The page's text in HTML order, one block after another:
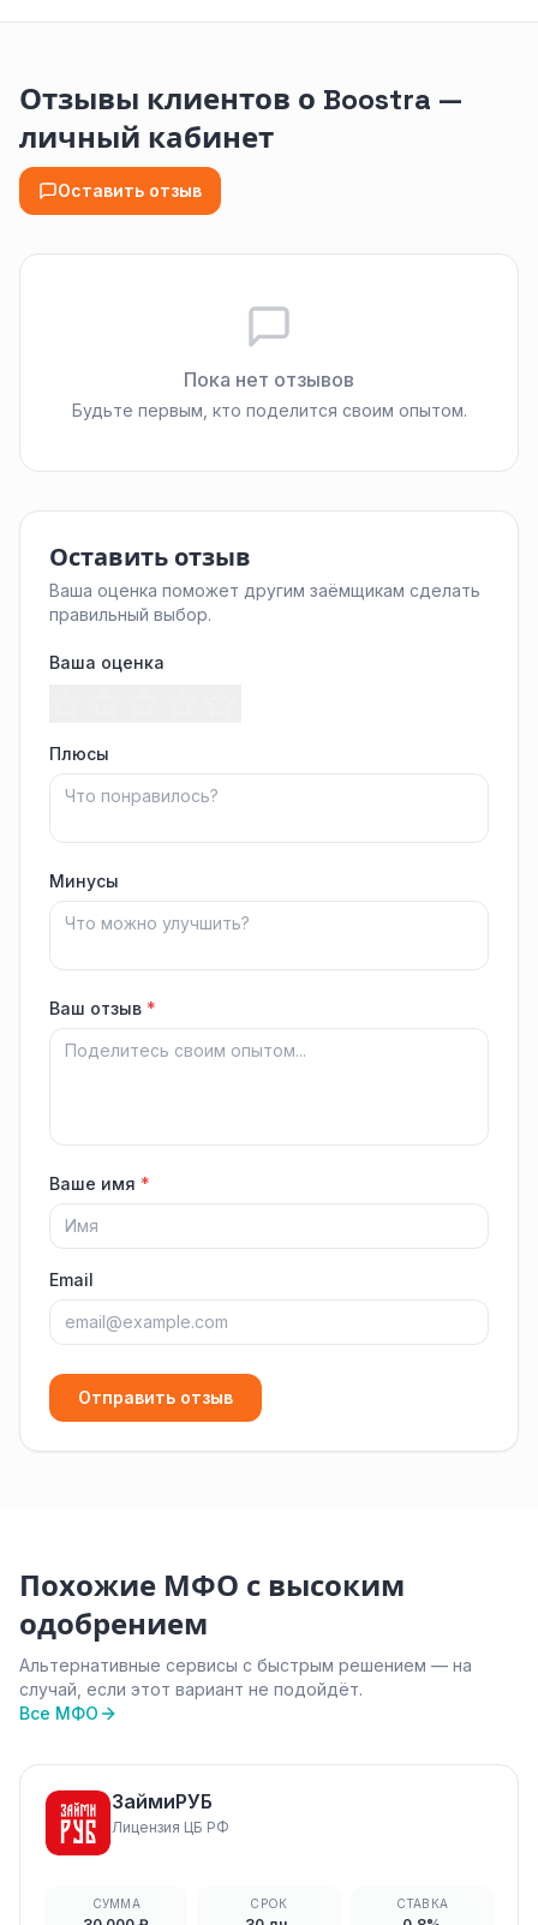
Отзывы клиентов о Boostra —
личный кабинет
Оставить отзыв
Пока нет отзывов
Будьте первым, кто поделится своим опытом.
Оставить отзыв
Ваша оценка поможет другим заёмщикам сделать
правильный выбор.
Ваша оценка
Плюсы
Минусы
Ваш отзыв *
Ваше имя *
Email
Отправить отзыв
Похожие МФО с высоким
одобрением
Альтернативные сервисы с быстрым решением — на
случай, если этот вариант не подойдёт.
Все МФО
ЗаймиРУБ
Лицензия ЦБ РФ
СУММА СРОК СТАВКА